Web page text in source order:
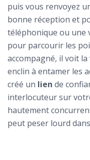
puis vous renvoyez
bonne réception et
téléphonique ou une
pour parcourir les
accompagné, il voit
enclin à entamer les
créé un lien de
interlocuteur sur
hautement
peut peser lourd